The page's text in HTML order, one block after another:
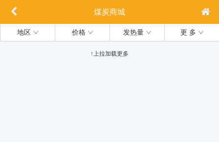
煤炭商城
地区 价格 发热量 更 多
↑上拉加载更多